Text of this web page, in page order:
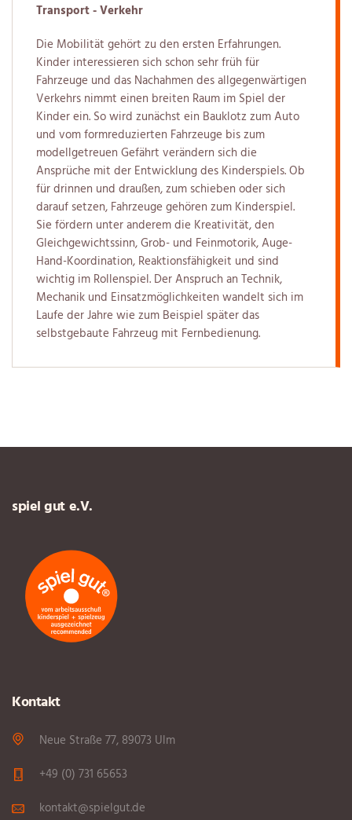
Transport - Verkehr
Die Mobilität gehört zu den ersten Erfahrungen.
Kinder interessieren sich schon sehr früh für
Fahrzeuge und das Nachahmen des allgegenwärtigen
Verkehrs nimmt einen breiten Raum im Spiel der
Kinder ein. So wird zunächst ein Bauklotz zum Auto
und vom formreduzierten Fahrzeuge bis zum
modellgetreuen Gefährt verändern sich die
Ansprüche mit der Entwicklung des Kinderspiels. Ob
für drinnen und draußen, zum schieben oder sich
darauf setzen, Fahrzeuge gehören zum Kinderspiel.
Sie fördern unter anderem die Kreativität, den
Gleichgewichtssinn, Grob- und Feinmotorik, Auge-
Hand-Koordination, Reaktionsfähigkeit und sind
wichtig im Rollenspiel. Der Anspruch an Technik,
Mechanik und Einsatzmöglichkeiten wandelt sich im
Laufe der Jahre wie zum Beispiel später das
selbstgebaute Fahrzeug mit Fernbedienung.
spiel gut e.V.
Kontakt
Neue Straße 77, 89073 Ulm
+49 (0) 731 65653
kontakt@spielgut.de